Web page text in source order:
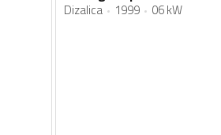
Dizalica 1999 06 kW